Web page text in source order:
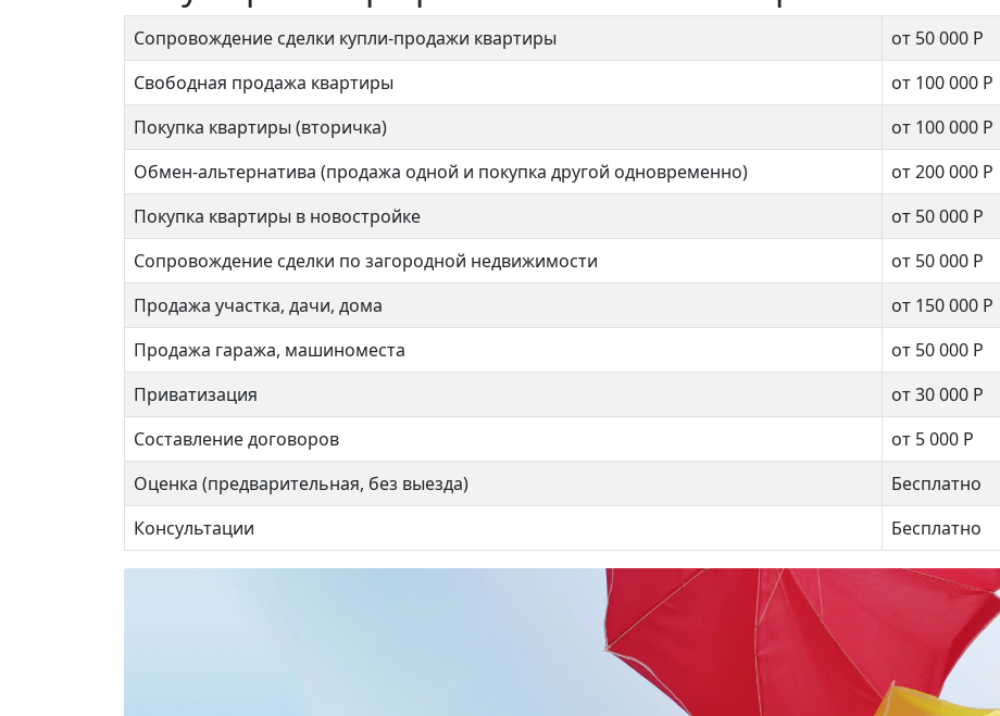
Сопровождение сделки купли-продажи квартиры
от 50 000 Р
Свободная продажа квартиры
от 100 000 Р
Покупка квартиры (вторичка)
от 100 000 Р
Обмен-альтернатива (продажа одной и покупка другой одновременно)
от 200 000 Р
Покупка квартиры в новостройке
от 50 000 Р
Сопровождение сделки по загородной недвижимости
от 50 000 Р
Продажа участка, дачи, дома
от 150 000 Р
Продажа гаража, машиноместа
от 50 000 Р
Приватизация
от 30 000 Р
Составление договоров
от 5 000 Р
Оценка (предварительная, без выезда)
Бесплатно
Консультации
Бесплатно
15 000 000 ₽
Ак. Павлова 12к1
9 800 000 ₽